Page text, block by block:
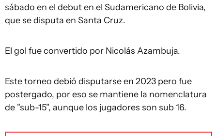
sábado en el debut en el Sudamericano de Bolivia,
que se disputa en Santa Cruz.
El gol fue convertido por Nicolás Azambuja.
Este torneo debió disputarse en 2023 pero fue
postergado, por eso se mantiene la nomenclatura
de "sub-15", aunque los jugadores son sub 16.